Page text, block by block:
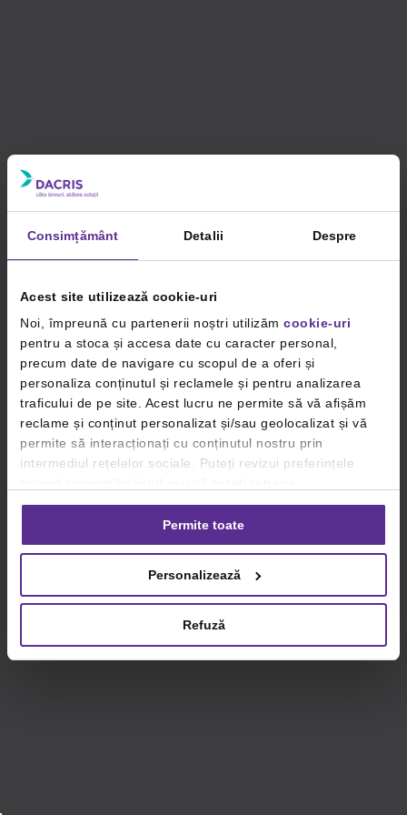
Consimțământ Detalii Despre
Acest site utilizează cookie-uri
Noi, împreună cu partenerii noștri utilizăm cookie-uri
pentru a stoca și accesa date cu caracter personal,
precum date de navigare cu scopul de a oferi și
personaliza conținutul și reclamele și pentru analizarea
traficului de pe site. Acest lucru ne permite să vă afișăm
reclame și conținut personalizat și/sau geolocalizat și vă
permite să interacționați cu conținutul nostru prin
intermediul rețelelor sociale. Puteți revizui preferințele
consimțământul oricând, făcând click pe linkul către
setările dvs. de cookie-uri.
privind utilizarea modulelor cookie.Detalii
Permite toate
Personalizează
Refuză